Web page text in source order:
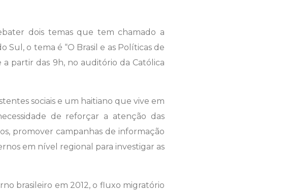
dois temas que tem chamado a
Sul, o tema é “O Brasil e as Políticas de
a partir das 9h, no auditório da Católica
sociais e um haitiano que vive em
de reforçar a atenção das
promover campanhas de informação
em nível regional para investigar as
brasileiro em 2012, o fluxo migratório